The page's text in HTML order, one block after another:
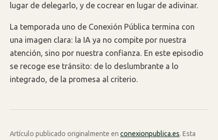
lugar de delegarlo, y de cocrear en lugar de adivinar.
La temporada uno de Conexión Pública termina con
una imagen clara: la IA ya no compite por nuestra
atención, sino por nuestra confianza. En este episodio
se recoge ese tránsito: de lo deslumbrante a lo
integrado, de la promesa al criterio.
Artículo publicado originalmente en conexionpublica.es. Esta